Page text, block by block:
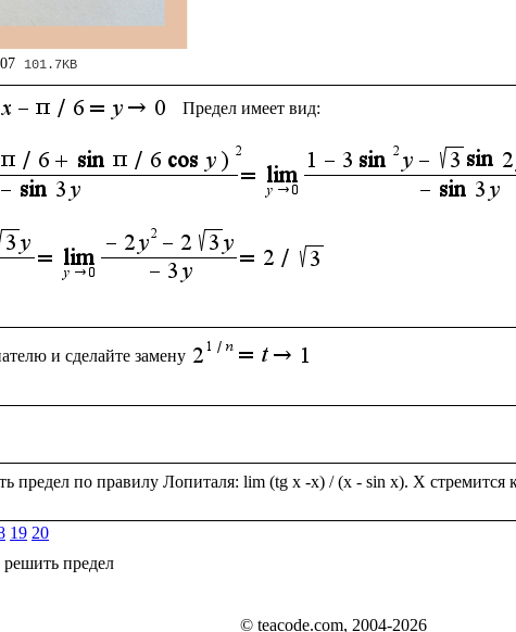
101.7KB
Предел имеет вид:
и сделайте замену
19 20
предел
© teacode.com, 2004-2026